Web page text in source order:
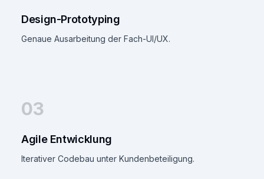
Design-Prototyping
Genaue Ausarbeitung der Fach-UI/UX.
03
Agile Entwicklung
Iterativer Codebau unter Kundenbeteiligung.